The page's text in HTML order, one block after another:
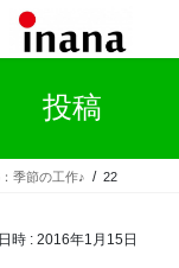
投稿
季節の工作♪ 22
時 : 2016年1月15日